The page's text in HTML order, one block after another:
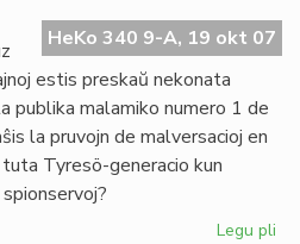
de
HeKo 340 9-A, 19 okt 07
estis preskaŭ nekonata
publika malamiko numero 1 de
la pruvojn de malversacioj en
Tyresö-generacio kun
Legu pli